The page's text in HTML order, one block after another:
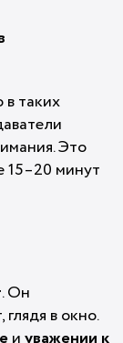
в таких
Это
15–20 минут
. Он
в окно.